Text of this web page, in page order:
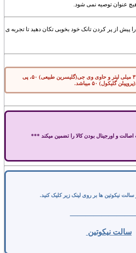
عنوان توصیه نمی شود.
پیش از پر کردن تانک خود بخوبی تکان دهید تا تجربه ی
همچنین حجم این محصول ۳۰ میلی لیتر و حاوی وی جی(گلیسرین طبیعی) ۵۰، پی
گلیکول) ۵۰ میباشد.
و اورجینال بودن کالا را تضمین میکند ***
نیکوتین ها بر روی لینک زیر کلیک کنید.
سالت نیکوتین